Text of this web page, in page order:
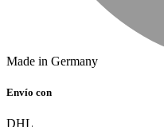
Made in Germany
Envío con
DHL